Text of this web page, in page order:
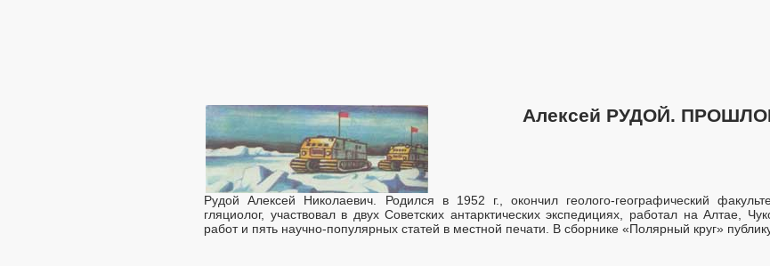
Алексей РУДОЙ.
Рудой Алексей Николаевич. Родился в 1952 г., окончил геолого-географический
гляциолог, участвовал в двух Советских антарктических экспедициях, работал на Алтае,
работ и пять научно-популярных статей в местной печати. В сборнике «Полярный круг»